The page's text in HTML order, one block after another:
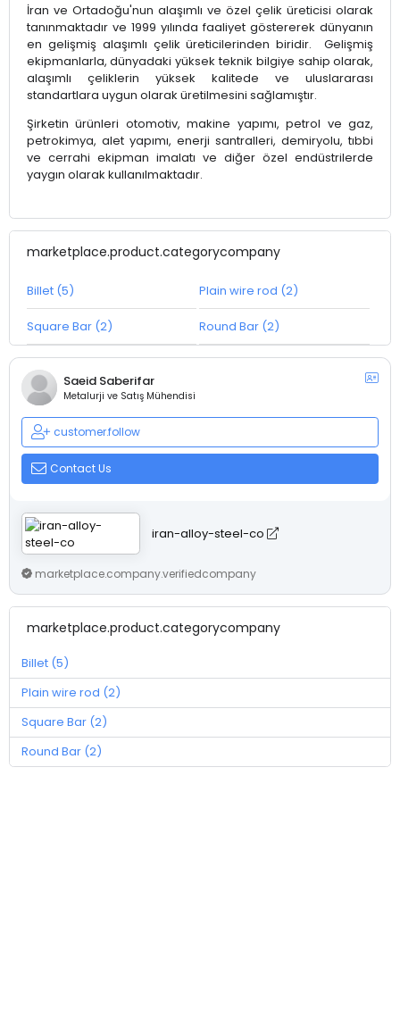
İran ve Ortadoğu'nun alaşımlı ve özel çelik üreticisi olarak
tanınmaktadır ve 1999 yılında faaliyet göstererek dünyanın
en gelişmiş alaşımlı çelik üreticilerinden biridir. Gelişmiş
ekipmanlarla, dünyadaki yüksek teknik bilgiye sahip olarak,
alaşımlı çeliklerin yüksek kalitede ve uluslararası
standartlara uygun olarak üretilmesini sağlamıştır.
Şirketin ürünleri otomotiv, makine yapımı, petrol ve gaz,
petrokimya, alet yapımı, enerji santralleri, demiryolu, tıbbi
ve cerrahi ekipman imalatı ve diğer özel endüstrilerde
yaygın olarak kullanılmaktadır.
marketplace.product.categorycompany
Billet (5) Plain wire rod (2)
Square Bar (2) Round Bar (2)
Saeid Saberifar
Metalurji ve Satış Mühendisi
customer.follow
Contact Us
iran-alloy-steel-co
marketplace.company.verifiedcompany
marketplace.product.categorycompany
Billet (5)
Plain wire rod (2)
Square Bar (2)
Round Bar (2)